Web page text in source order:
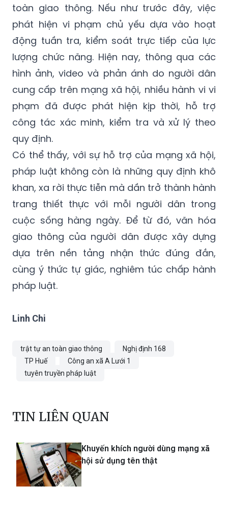
toàn giao thông. Nếu như trước đây, việc
phát hiện vi phạm chủ yếu dựa vào hoạt
động tuần tra, kiểm soát trực tiếp của lực
lượng chức năng. Hiện nay, thông qua các
hình ảnh, video và phản ánh do người dân
cung cấp trên mạng xã hội, nhiều hành vi vi
phạm đã được phát hiện kịp thời, hỗ trợ
công tác xác minh, kiểm tra và xử lý theo
quy định.
Có thể thấy, với sự hỗ trợ của mạng xã hội,
pháp luật không còn là những quy định khô
khan, xa rời thực tiễn mà dần trở thành hành
trang thiết thực với mỗi người dân trong
cuộc sống hàng ngày. Để từ đó, văn hóa
giao thông của người dân được xây dựng
dựa trên nền tảng nhận thức đúng đắn,
cùng ý thức tự giác, nghiêm túc chấp hành
pháp luật.
Linh Chi
trật tự an toàn giao thông
Nghị định 168
TP Huế
Công an xã A Lưới 1
tuyên truyền pháp luật
TIN LIÊN QUAN
Khuyến khích người dùng mạng xã
hội sử dụng tên thật